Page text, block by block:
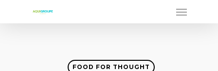
Menu
FOOD FOR THOUGHT